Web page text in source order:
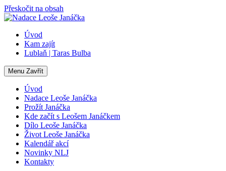
Přeskočit na obsah
Úvod
Kam zajít
Lublaň | Taras Bulba
Menu Zavřít
Úvod
Nadace Leoše Janáčka
Prožít Janáčka
Kde začít s Leošem Janáčkem
Dílo Leoše Janáčka
Život Leoše Janáčka
Kalendář akcí
Novinky NLJ
Kontakty